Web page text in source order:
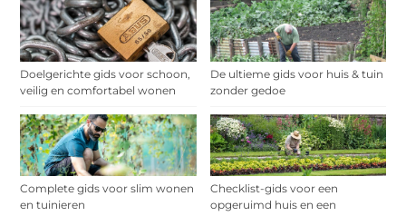
Doelgerichte gids voor schoon,
veilig en comfortabel wonen
De ultieme gids voor huis & tuin
zonder gedoe
Complete gids voor slim wonen
en tuinieren
Checklist-gids voor een
opgeruimd huis en een